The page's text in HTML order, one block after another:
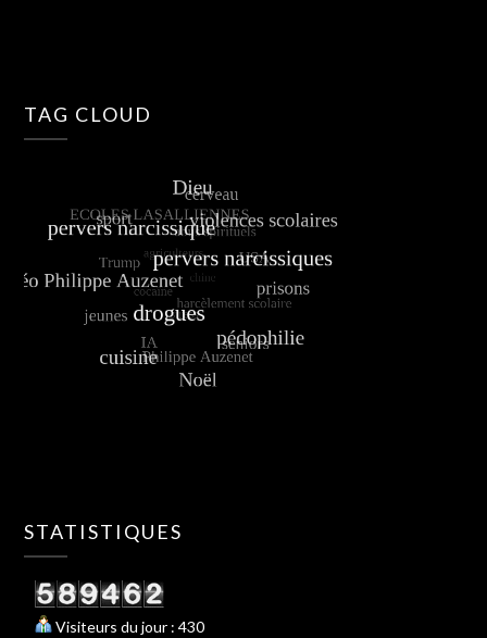
TAG CLOUD
STATISTIQUES
Visiteurs du jour : 430